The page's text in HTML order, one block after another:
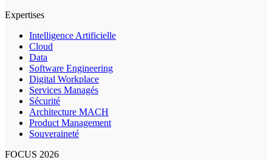
Expertises
Intelligence Artificielle
Cloud
Data
Software Engineering
Digital Workplace
Services Managés
Sécurité
Architecture MACH
Product Management
Souveraineté
FOCUS 2026